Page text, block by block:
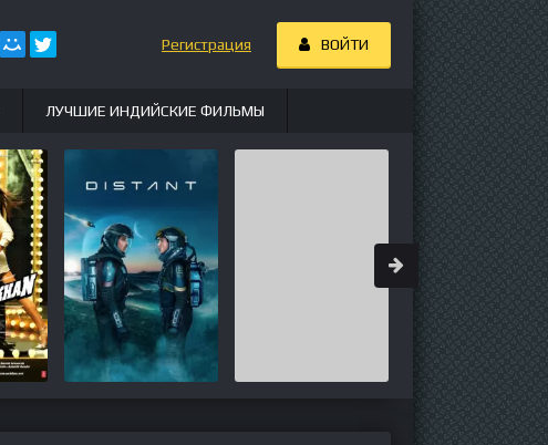
Регистрация ВОЙТИ
ЛУЧШИЕ ИНДИЙСКИЕ ФИЛЬМЫ